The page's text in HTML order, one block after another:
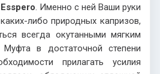
. Именно с ней Ваши руки
либо природных капризов,
всегда окутанными мягким
в достаточной степени
прилагать усилия